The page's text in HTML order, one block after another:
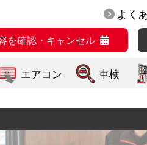
よく
を確認・キャンセル
エアコン 車検